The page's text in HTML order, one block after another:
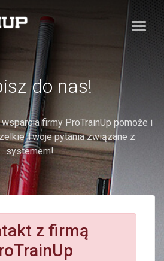
do nas!
firmy ProTrainUp pomoże i
Twoje pytania związane z
systemem!
z firmą